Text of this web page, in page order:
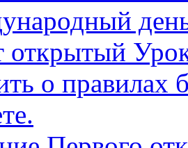
открытый
о правилах